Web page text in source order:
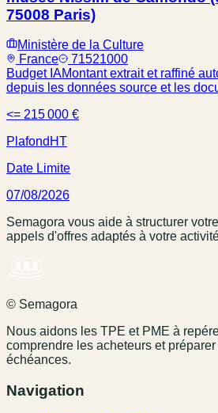
75008 Paris)
Ministère de la Culture
France
71521000
Budget IAMontant extrait et raffiné
depuis les données source et les
<= 215 000 €
Plafond HT
Date Limite
07/08/2026
Semagora vous aide à structurer
appels d'offres adaptés à votre
© Semagora
Nous aidons les TPE et PME à
comprendre les acheteurs et
échéances.
Navigation